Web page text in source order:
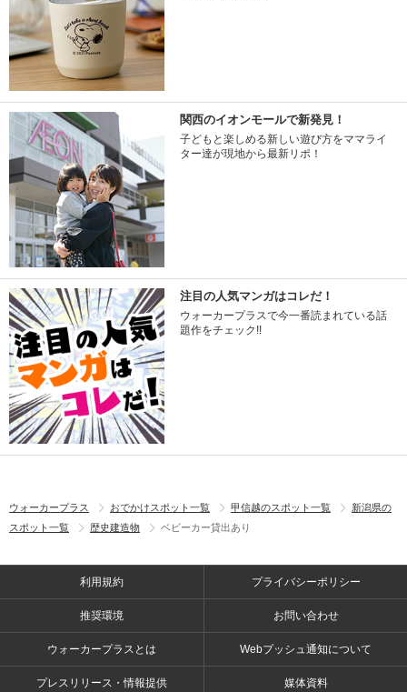
関西のイオンモールで新発見！
子どもと楽しめる新しい遊び方をママライ
ター達が現地から最新リポ！
注目の人気マンガはコレだ！
ウォーカープラスで今一番読まれている話
題作をチェック!!
ウォーカープラス おでかけスポット一覧 甲信越のスポット一覧
新潟県の
スポット一覧
歴史建造物 ベビーカー貸出あり
利用規約 プライバシーポリシー
推奨環境 お問い合わせ
ウォーカープラスとは Webプッシュ通知について
プレスリリース・情報提供 媒体資料